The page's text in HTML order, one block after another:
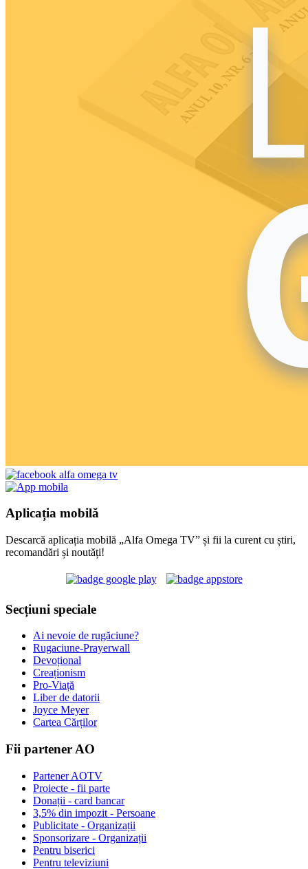
Aplicația mobilă
Descarcă aplicația mobilă „Alfa Omega TV” și fii la curent cu știri,
recomandări și noutăți!
Secțiuni speciale
Ai nevoie de rugăciune?
Rugaciune-Prayerwall
Devoțional
Creaționism
Pro-Viață
Liber de datorii
Joyce Meyer
Cartea Cărților
Fii partener AO
Partener AOTV
Proiecte - fii parte
Donații - card bancar
3,5% din impozit - Persoane
Publicitate - Organizații
Sponsorizare - Organizații
Pentru biserici
Pentru televiziuni